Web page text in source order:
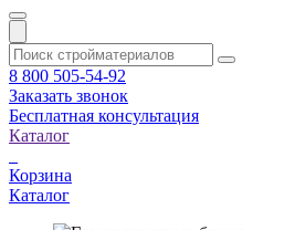
8 800 505-54-92
Заказать звонок
Бесплатная консультация
Каталог
Корзина
Каталог